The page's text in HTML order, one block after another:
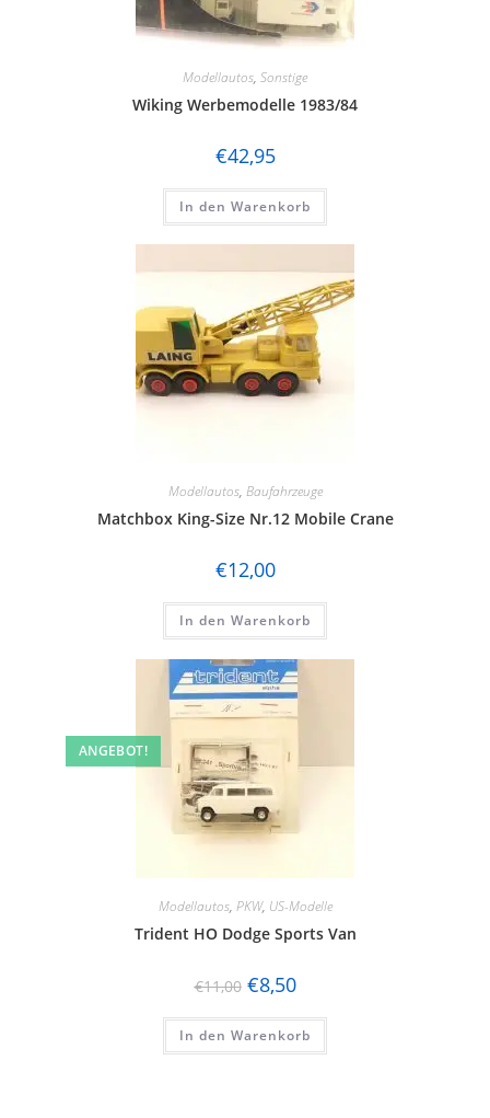
Modellautos, Sonstige
Wiking Werbemodelle 1983/84
€42,95
In den Warenkorb
Modellautos, Baufahrzeuge
Matchbox King-Size Nr.12 Mobile Crane
€12,00
In den Warenkorb
ANGEBOT!
Modellautos, PKW, US-Modelle
Trident HO Dodge Sports Van
€11,00 €8,50
In den Warenkorb